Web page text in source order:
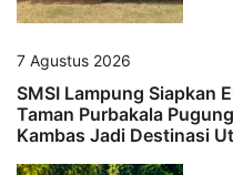
7 Agustus 2026
SMSI Lampung Siapkan
Taman Purbakala
Kambas Jadi Destinasi